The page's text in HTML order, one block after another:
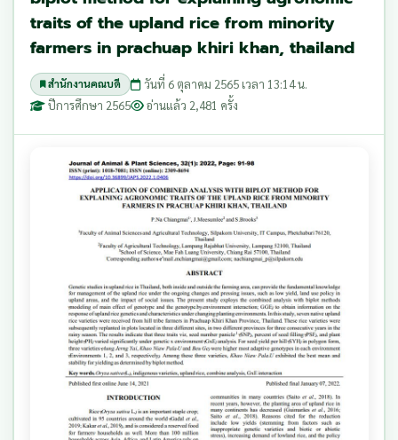
traits of the upland rice from minority
farmers in prachuap khiri khan, thailand
สำนักงานคณบดี
วันที่ 6 ตุลาคม 2565 เวลา 13:14 น.
ปีการศึกษา 2565
อ่านแล้ว 2,481 ครั้ง